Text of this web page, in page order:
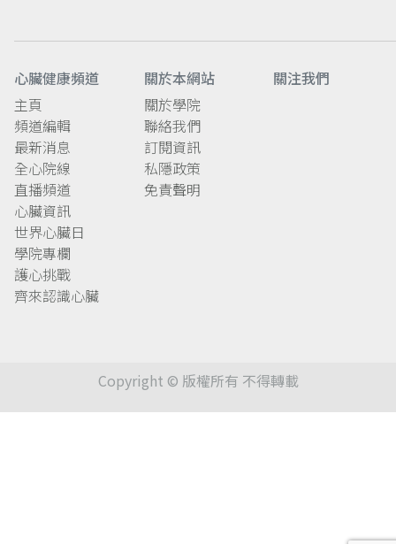
心臟健康頻道
主頁
頻道編輯
最新消息
全心院線
直播頻道
心臟資訊
世界心臟日
學院專欄
護心挑戰
齊來認識心臟
關於本網站
關於學院
聯絡我們
訂閱資訊
私隱政策
免責聲明
關注我們
Copyright © 版權所有 不得轉載